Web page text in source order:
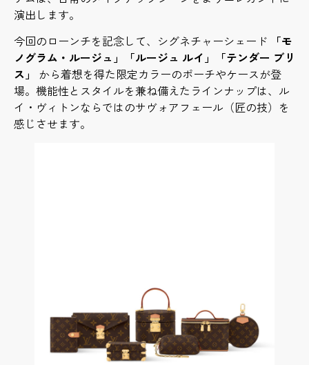
演出します。
今回のローンチを記念して、シグネチャーシェード
「モ
ノグラム・ルージュ」「ルージュ ルイ」「テンダー ブリ
ス」
から着想を得た限定カラーのポーチやケースが登
場。機能性とスタイルを兼ね備えたラインナップは、ル
イ・ヴィトンならではのサヴォアフェール（匠の技）を
感じさせます。